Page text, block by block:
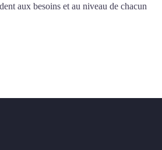
aux besoins et au niveau de chacun